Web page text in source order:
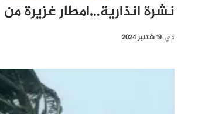
نشرة انذارية…امطار غزيرة
في 19 شتنبر 2024